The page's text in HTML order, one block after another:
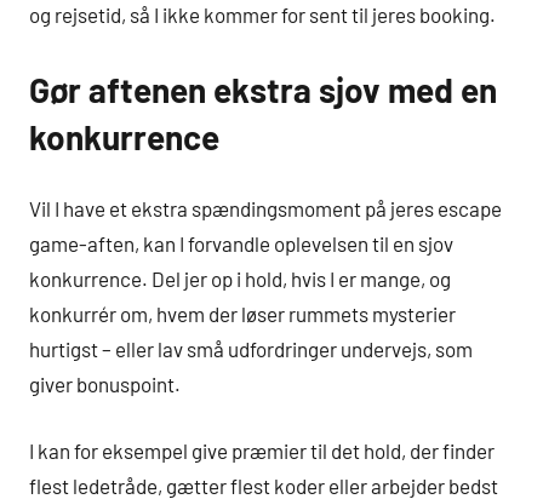
og rejsetid, så I ikke kommer for sent til jeres booking.
Gør aftenen ekstra sjov med en
konkurrence
Vil I have et ekstra spændingsmoment på jeres escape
game-aften, kan I forvandle oplevelsen til en sjov
konkurrence. Del jer op i hold, hvis I er mange, og
konkurrér om, hvem der løser rummets mysterier
hurtigst – eller lav små udfordringer undervejs, som
giver bonuspoint.
I kan for eksempel give præmier til det hold, der finder
flest ledetråde, gætter flest koder eller arbejder bedst